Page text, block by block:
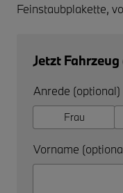
Feinstaubplakette,
Jetzt
Anrede (optional)
Frau
Vorname